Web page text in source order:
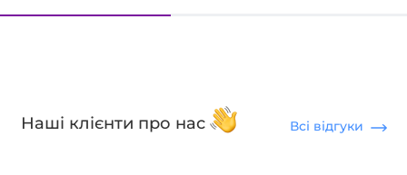
Наші клієнти про нас Всі відгуки